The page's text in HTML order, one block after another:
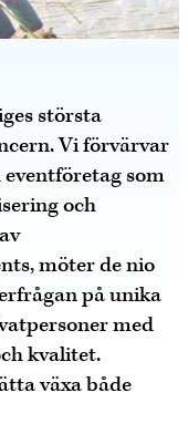
största
Vi förvärvar
som
och
möter de nio
på unika
med
kvalitet.
växa både